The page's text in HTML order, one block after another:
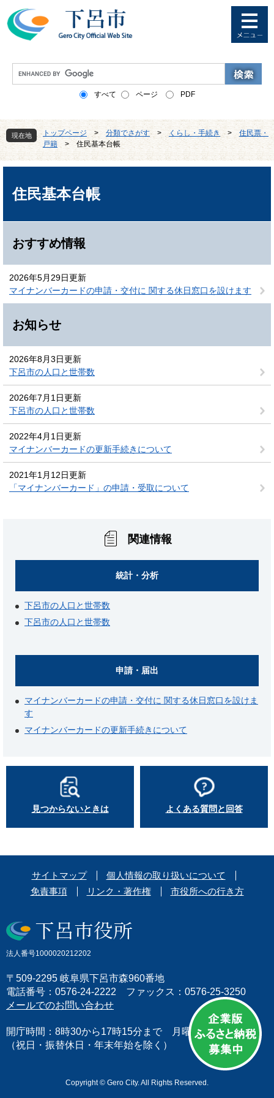
ー
ニ
本
文
へ
e
カ
ス
タ
検
索
すべて ページ PDF
現在地 トップページ > 分類でさがす > くらし・手続き >
住民票・
戸籍
> 住民基本台帳
本
住民基本台帳
おすすめ情報
2026年5月29日更新
マイナンバーカードの申請・交付に 関する休日窓口を設けます
お知らせ
2026年8月3日更新
下呂市の人口と世帯数
2026年7月1日更新
下呂市の人口と世帯数
2022年4月1日更新
マイナンバーカードの更新手続きについて
2021年1月12日更新
「マイナンバーカード」の申請・受取について
関連情報
統計・分析
下呂市の人口と世帯数
下呂市の人口と世帯数
申請・届出
マイナンバーカードの申請・交付に 関する休日窓口を設けま
す
マイナンバーカードの更新手続きについて
見つからないときは よくある質問と回答
サイトマップ
個人情報の取り扱いについて
免責事項
リンク・著作権 市役所への行き方
法人番号1000020212202
〒509-2295 岐阜県下呂市森960番地
電話番号：0576-24-2222 ファックス：0576-25-3250
メールでのお問い合わせ
開庁時間：8時30から17時15分まで 月曜日から金曜日
（祝日・振替休日・年末年始を除く）
Copyright © Gero City. All Rights Reserved.